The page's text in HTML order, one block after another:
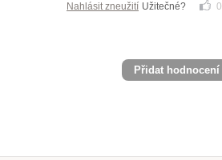
Nahlásit zneužití Užitečné? 0
Přidat hodnocení